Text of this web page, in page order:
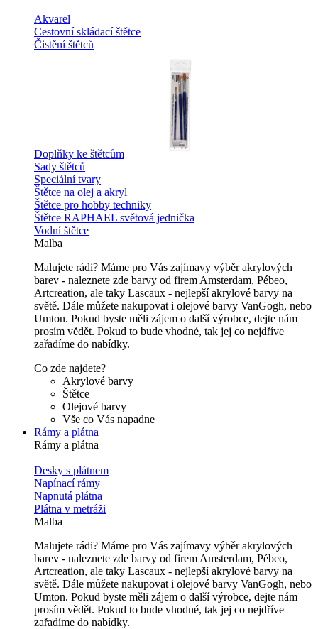
Akvarel
Cestovní skládací štětce
Čistění štětců
Doplňky ke štětcům
Sady štětců
Speciální tvary
Štětce na olej a akryl
Štětce pro hobby techniky
Štětce RAPHAEL světová jednička
Vodní štětce
Malba
Malujete rádi? Máme pro Vás zajímavy výběr akrylových
barev - naleznete zde barvy od firem Amsterdam, Pébeo,
Artcreation, ale taky Lascaux - nejlepší akrylové barvy na
světě. Dále můžete nakupovat i olejové barvy VanGogh, nebo
Umton. Pokud byste měli zájem o další výrobce, dejte nám
prosím vědět. Pokud to bude vhodné, tak jej co nejdříve
zařadíme do nabídky.
Co zde najdete?
Akrylové barvy
Štětce
Olejové barvy
Vše co Vás napadne
Rámy a plátna
Rámy a plátna
Desky s plátnem
Napínací rámy
Napnutá plátna
Plátna v metráži
Malba
Malujete rádi? Máme pro Vás zajímavy výběr akrylových
barev - naleznete zde barvy od firem Amsterdam, Pébeo,
Artcreation, ale taky Lascaux - nejlepší akrylové barvy na
světě. Dále můžete nakupovat i olejové barvy VanGogh, nebo
Umton. Pokud byste měli zájem o další výrobce, dejte nám
prosím vědět. Pokud to bude vhodné, tak jej co nejdříve
zařadíme do nabídky.